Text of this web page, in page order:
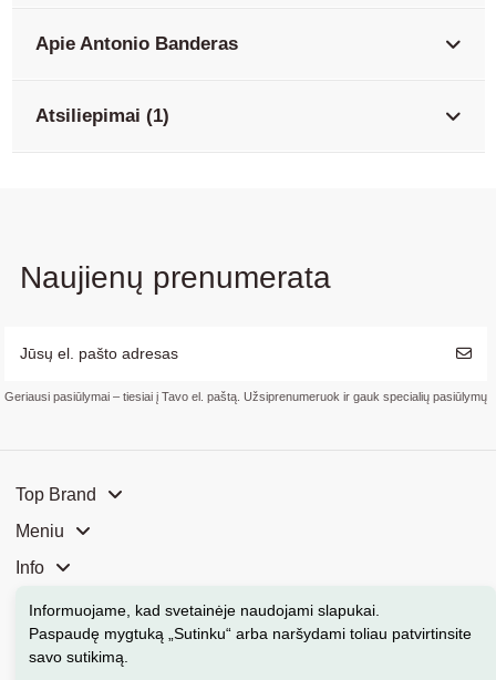
Apie Antonio Banderas
Atsiliepimai (1)
Naujienų prenumerata
Geriausi pasiūlymai – tiesiai į Tavo el. paštą. Užsiprenumeruok ir gauk specialių pasiūlymų
Top Brand
Meniu
Info
Mūsų parduotuvės
Kontaktai
Informuojame, kad svetainėje naudojami slapukai
Paspaudę mygtuką „Sutinku“ arba naršydami toliau patvirtinsite
savo sutikimą.